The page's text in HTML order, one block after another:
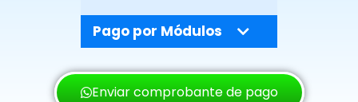
Pago por Módulos
Enviar comprobante de pago